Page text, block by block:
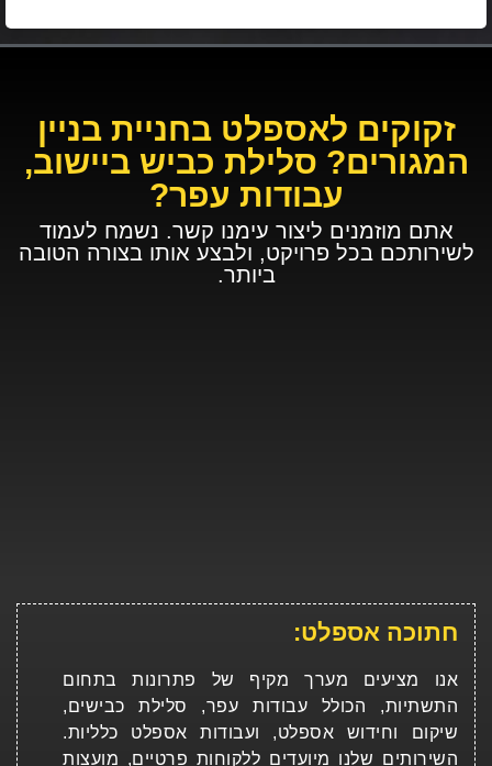
זקוקים לאספלט בחניית בניין
המגורים? סלילת כביש ביישוב,
עבודות עפר?
אתם מוזמנים ליצור עימנו קשר. נשמח לעמוד
לשירותכם בכל פרויקט, ולבצע אותו בצורה הטובה
ביותר.
חתוכה אספלט:
אנו מציעים מערך מקיף של פתרונות בתחום
התשתיות, הכולל עבודות עפר, סלילת כבישים,
שיקום וחידוש אספלט, ועבודות אספלט כלליות.
השירותים שלנו מיועדים ללקוחות פרטיים, מועצות